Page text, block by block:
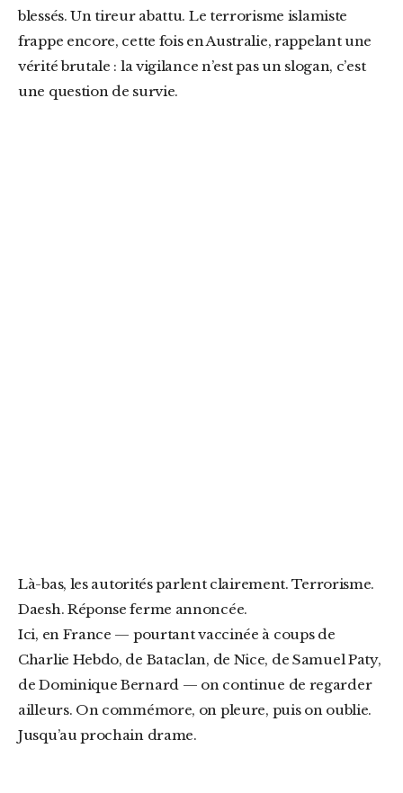
blessés. Un tireur abattu. Le terrorisme islamiste
frappe encore, cette fois en Australie, rappelant une
vérité brutale : la vigilance n’est pas un slogan, c’est
une question de survie.
Là-bas, les autorités parlent clairement. Terrorisme.
Daesh. Réponse ferme annoncée.
Ici, en France — pourtant vaccinée à coups de
Charlie Hebdo, de Bataclan, de Nice, de Samuel Paty,
de Dominique Bernard — on continue de regarder
ailleurs. On commémore, on pleure, puis on oublie.
Jusqu’au prochain drame.